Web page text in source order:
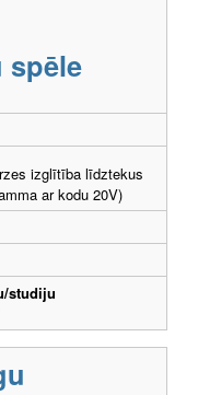
spēle
izglītība līdztekus
ar kodu 20V)
studiju